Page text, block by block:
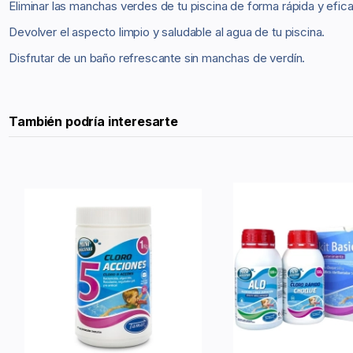
Eliminar las manchas verdes de tu piscina de forma rápida y
Devolver el aspecto limpio y saludable al agua de tu piscina.
Disfrutar de un baño refrescante sin manchas de verdín.
También podría interesarte